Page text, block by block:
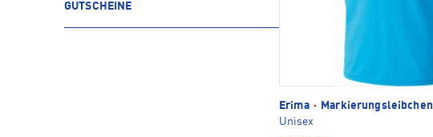
GUTSCHEINE
Erima ·
Markierungsleibchen
Unisex